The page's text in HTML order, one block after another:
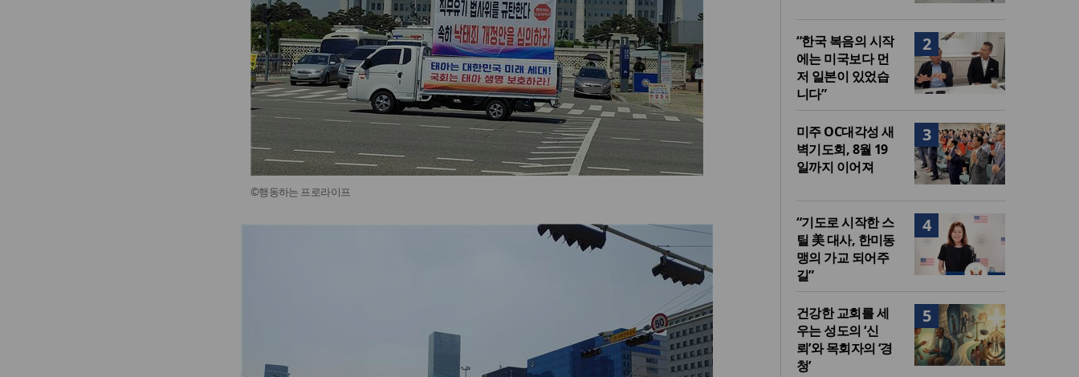
©행동하는 프로라이프
2
“한국 복음의 시작
에는 미국보다 먼
저 일본이 있었습
니다”
3
미주 OC대각성 새
벽기도회, 8월 19
일까지 이어져
4
“기도로 시작한 스
틸 美 대사, 한미동
맹의 가교 되어주
길”
5
건강한 교회를 세
우는 성도의 ‘신
뢰’와 목회자의 ‘경
청’